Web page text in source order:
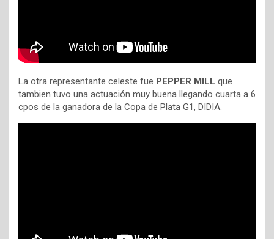
La otra representante celeste fue PEPPER MILL que
tambien tuvo una actuación muy buena llegando cuarta a 6
cpos de la ganadora de la Copa de Plata G1, DIDIA.